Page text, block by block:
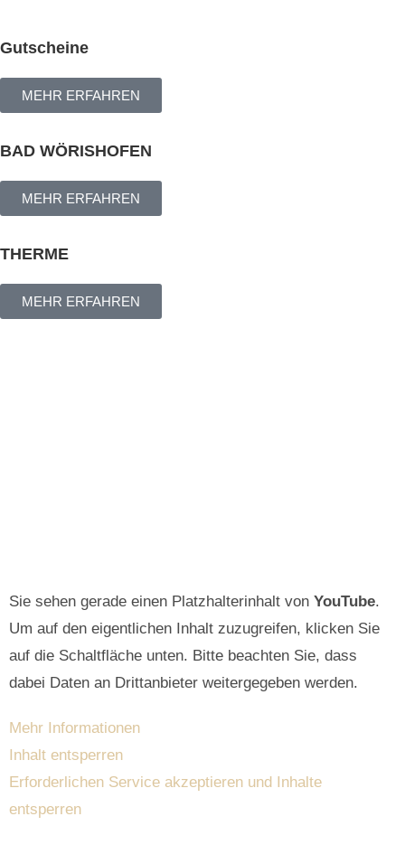
Gutscheine
MEHR ERFAHREN
BAD WÖRISHOFEN
MEHR ERFAHREN
THERME
MEHR ERFAHREN
Sie sehen gerade einen Platzhalterinhalt von YouTube.
Um auf den eigentlichen Inhalt zuzugreifen, klicken Sie
auf die Schaltfläche unten. Bitte beachten Sie, dass
dabei Daten an Drittanbieter weitergegeben werden.
Mehr Informationen
Inhalt entsperren
Erforderlichen Service akzeptieren und Inhalte
entsperren